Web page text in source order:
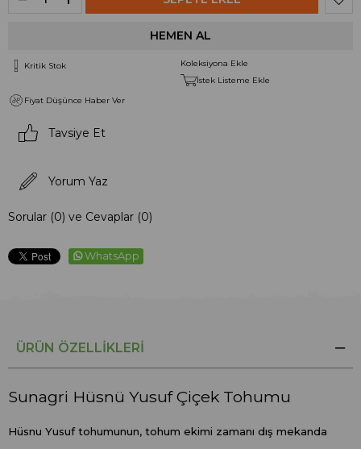
Kritik Stok
Koleksiyona Ekle
İstek Listeme Ekle
Fiyat Düşünce Haber Ver
Tavsiye Et
Yorum Yaz
Sorular (0) ve Cevaplar (0)
WhatsApp
ÜRÜN ÖZELLIKLERI
Sunagri Hüsnü Yusuf Çiçek Tohumu
Hüsnu Yusuf tohumunun, tohum ekimi zamanı dış mekanda